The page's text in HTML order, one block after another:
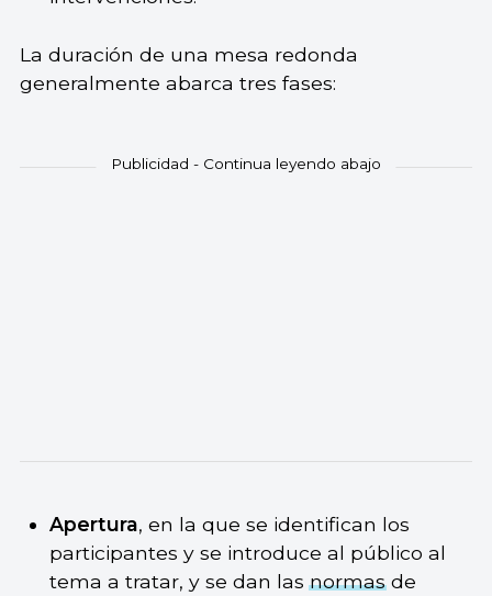
La duración de una mesa redonda
generalmente abarca tres fases:
Apertura, en la que se identifican los
participantes y se introduce al público al
tema a tratar, y se dan lasnormasde